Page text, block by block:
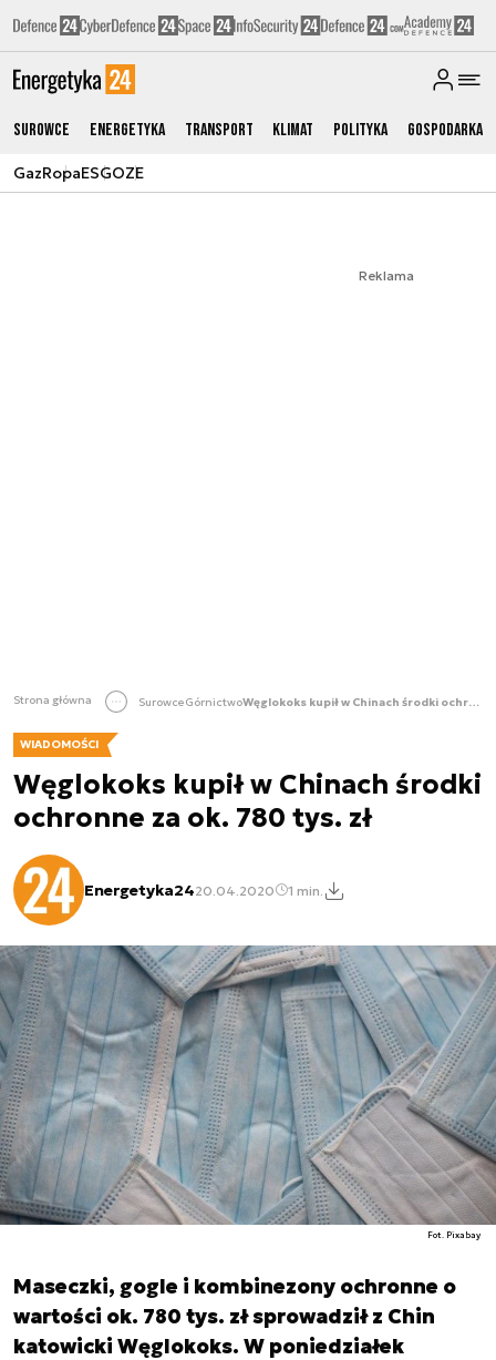
Surowce Energetyka Transport Klimat Polityka Gospodarka
GazRopaESGOZE
Reklama
Strona główna SurowceGórnictwo Węglokoks kupił w Chinach środki ochronne za ok. 780 tys. zł
WIADOMOŚCI
Węglokoks kupił w Chinach środki
ochronne za ok. 780 tys. zł
Energetyka2420.04.2020 1 min.
Fot. Pixabay
Maseczki, gogle i kombinezony ochronne o
wartości ok. 780 tys. zł sprowadził z Chin
katowicki Węglokoks. W poniedziałek